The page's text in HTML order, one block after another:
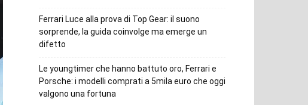
Ferrari Luce alla prova di Top Gear: il suono
sorprende, la guida coinvolge ma emerge un
difetto
Le youngtimer che hanno battuto oro, Ferrari e
Porsche: i modelli comprati a 5mila euro che oggi
valgono una fortuna